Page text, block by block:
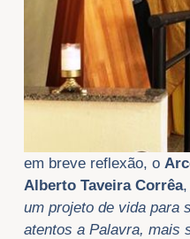
em breve reflexão, o
Alberto Taveira Corrêa,
um projeto de vida para
atentos a Palavra, mais